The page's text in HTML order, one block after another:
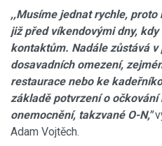
,,Musíme jednat rychle,
již před víkendovými dny,
kontaktům. Nadále zůstává
dosavadních omezení,
restaurace nebo ke
základě potvrzení o očkování
onemocnění, takzvané O-N,"
Adam Vojtěch.